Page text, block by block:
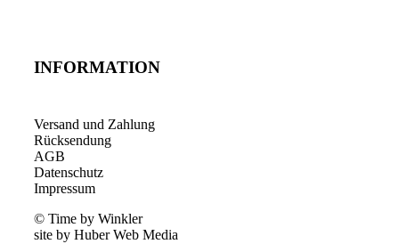
INFORMATION
Versand und Zahlung
Rücksendung
AGB
Datenschutz
Impressum
© Time by Winkler
site by Huber Web Media